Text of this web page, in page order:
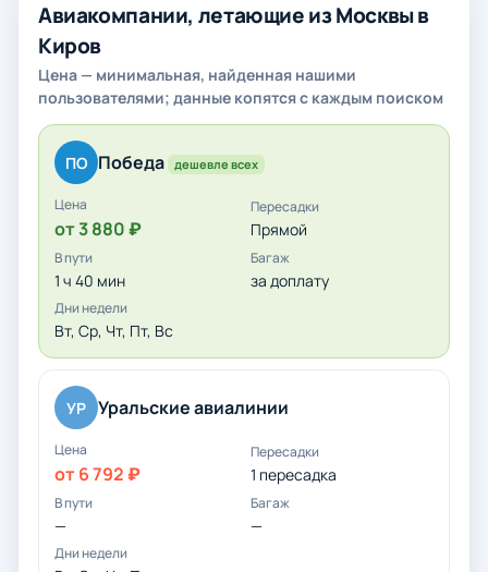
Авиакомпании, летающие из Москвы в
Киров
Цена — минимальная, найденная нашими
пользователями; данные копятся с каждым поиском
ПО Победа дешевле всех
от 3 880 ₽ Прямой
1 ч 40 мин за доплату
Вт, Ср, Чт, Пт, Вс
УР Уральские авиалинии
от 6 792 ₽ 1 пересадка
— —